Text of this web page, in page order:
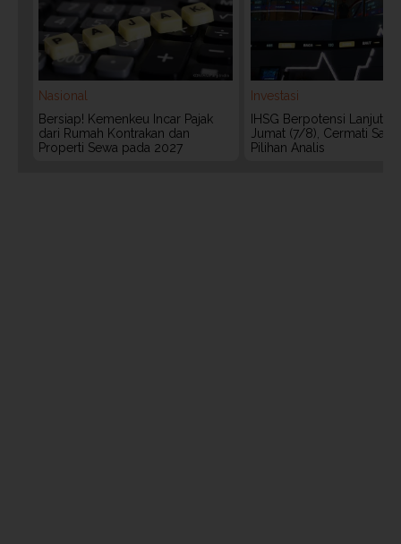
Nasional
Bersiap! Kemenkeu Incar Pajak
dari Rumah Kontrakan dan
Properti Sewa pada 2027
Investasi
IHSG Berpotensi Lanjut
Jumat (7/8), Cermati
Pilihan Analis